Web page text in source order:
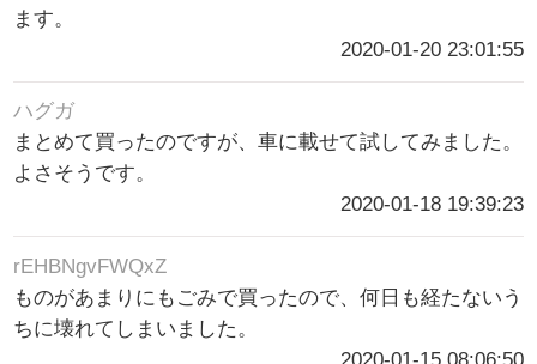
ます。
2020-01-20 23:01:55
ハグガ
まとめて買ったのですが、車に載せて試してみました。
よさそうです。
2020-01-18 19:39:23
rEHBNgvFWQxZ
ものがあまりにもごみで買ったので、何日も経たないう
ちに壊れてしまいました。
2020-01-15 08:06:50